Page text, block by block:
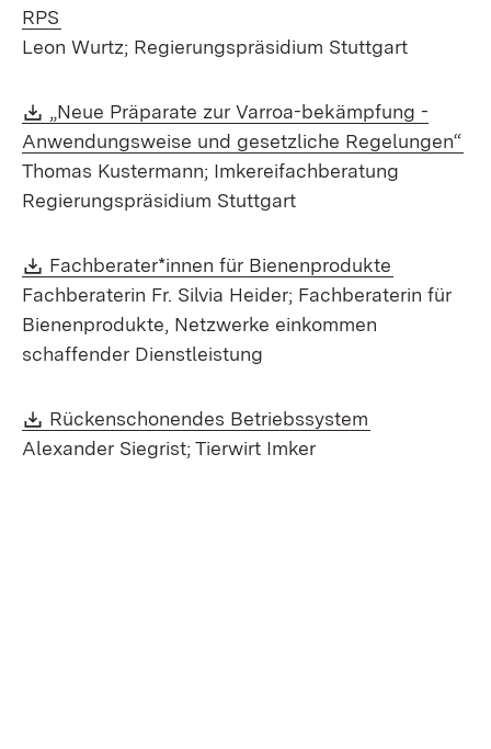
RPS
Leon Wurtz; Regierungspräsidium Stuttgart
Download:
„Neue Präparate zur Varroa-bekämpfung -
Anwendungsweise und gesetzliche Regelungen“
Thomas Kustermann; Imkereifachberatung
Regierungspräsidium Stuttgart
Download:
Fachberater*innen für Bienenprodukte
Fachberaterin Fr. Silvia Heider; Fachberaterin für
Bienenprodukte, Netzwerke einkommen
schaffender Dienstleistung
Download:
Rückenschonendes Betriebssystem
Alexander Siegrist; Tierwirt Imker